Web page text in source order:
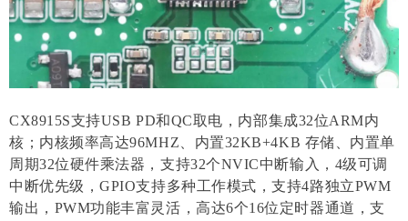
CX8915S支持USB PD和QC取电，内部集成32位ARM内
核；内核频率高达96MHZ、内置32KB+4KB 存储、内置单
周期32位硬件乘法器，支持32个NVIC中断输入，4级可调
中断优先级，GPIO支持多种工作模式，支持4路独立PWM
输出，PWM功能丰富灵活，高达6个16位定时器通道，支